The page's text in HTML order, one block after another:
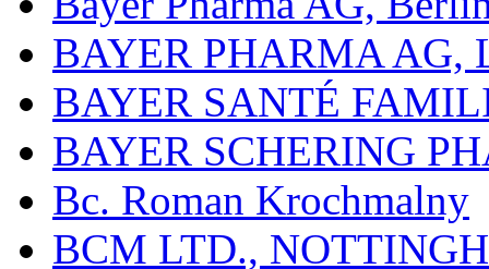
BAYER PHARMA AG,
BAYER SANTÉ
BAYER SCHERING
Bc. Roman Krochmalny
BCM LTD.,